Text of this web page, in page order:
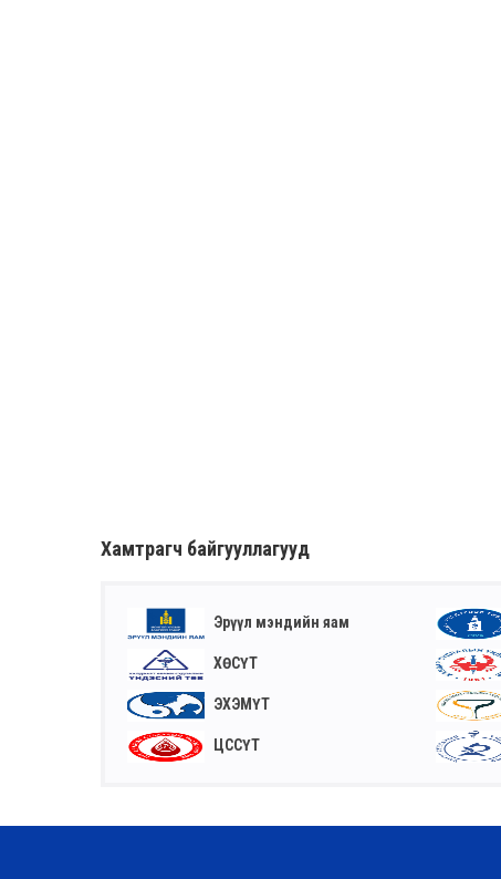
Хамтрагч байгууллагууд
Эрүүл мэндийн яам
ХӨСҮТ
ЭХЭМҮТ
ЦССҮТ